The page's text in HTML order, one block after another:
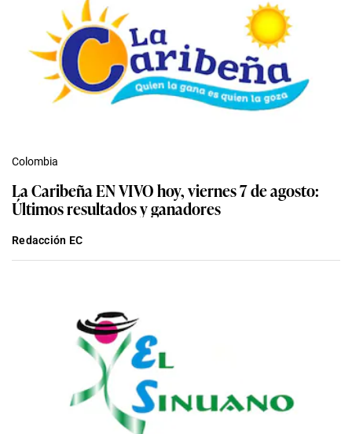
Colombia
La Caribeña EN VIVO hoy, viernes 7 de agosto:
Últimos resultados y ganadores
Redacción EC